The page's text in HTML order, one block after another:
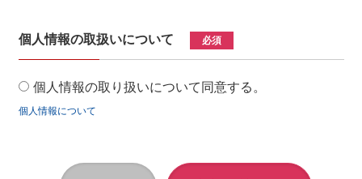
個人情報の取扱いについて 必須
個人情報の取り扱いについて同意する。
個人情報について